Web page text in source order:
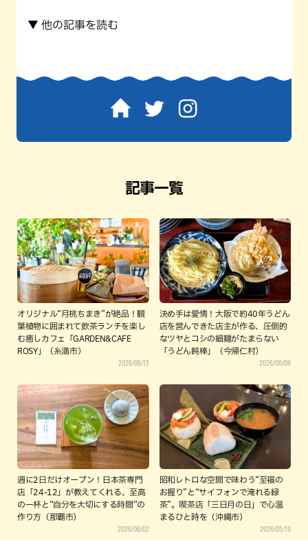
▼ 他の記事を読む
記事一覧
オリジナル“月桃ちまき”が絶品！観
葉植物に囲まれて飲茶ランチを楽し
む癒しカフェ「GARDEN&CAFE
ROSY」（糸満市）
2026/06/15
決め手は愛情！大阪で約40年うどん
店を営んできた店主が作る、圧倒的
なツヤとコシの細麺がたまらない
「うどん飩棒」（今帰仁村）
2026/06/08
週に2日だけオープン！日本茶専門
店「24-12」が教えてくれる、至高
の一杯と“自分を大切にする時間”の
作り方（那覇市）
2026/06/02
昭和レトロな空間で味わう“至福の
お握り”と“サイフォンで淹れる緑
茶”。喫茶店「三日月の日」で心温
まるひと時を（沖縄市）
2026/05/19